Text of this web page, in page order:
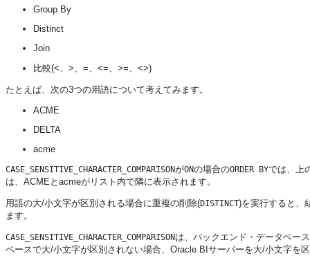
Group By
Distinct
Join
比較(<、>、=、<=、>=、<>)
たとえば、次の3つの用語について考えてみます。
ACME
DELTA
acme
CASE_SENSITIVE_CHARACTER_COMPARISONがONの場合のORDER BYでは、上
は、ACMEとacmeがリスト内で隣に表示されます。
用語の大/小文字が区別される場合に重複の削除(DISTINCT)を実行すると、
ます。
CASE_SENSITIVE_CHARACTER_COMPARISONは、バックエンド・データベー
ベースで大/小文字が区別されない場合、 Oracle BIサーバーを大/小文字を